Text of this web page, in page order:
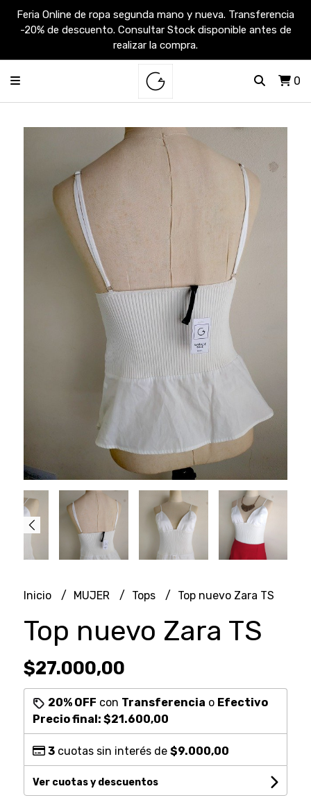
Feria Online de ropa segunda mano y nueva. Transferencia
-20% de descuento. Consultar Stock disponible antes de
realizar la compra.
0
Inicio MUJER Tops Top nuevo Zara TS
Top nuevo Zara TS
$27.000,00
20% OFF con Transferencia o Efectivo
Precio final: $21.600,00
3cuotas sin interés de $9.000,00
Ver cuotas y descuentos